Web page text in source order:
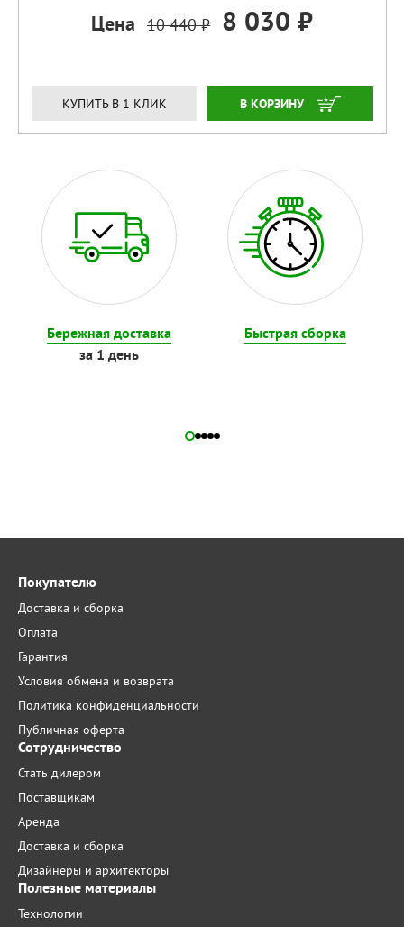
Цена 10 440 ₽ 8 030 ₽
КУПИТЬ В 1 КЛИК ЗАКАЗАТЬ
Бережная доставка
за 1 день
Быстрая сборка
Покупателю
Доставка и сборка
Оплата
Гарантия
Условия обмена и возврата
Политика конфиденциальности
Публичная оферта
Сотрудничество
Стать дилером
Поставщикам
Аренда
Доставка и сборка
Дизайнеры и архитекторы
Полезные материалы
Технологии